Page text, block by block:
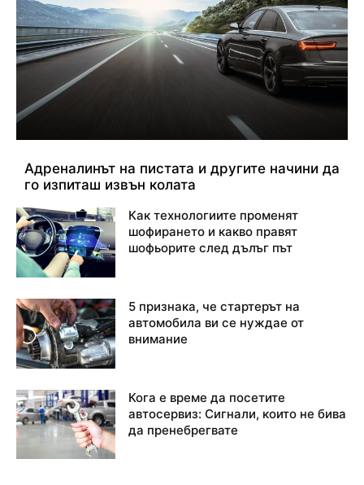
Адреналинът на пистата и другите начини да
го изпиташ извън колата
Как технологиите променят
шофирането и какво правят
шофьорите след дълъг път
5 признака, че стартерът на
автомобила ви се нуждае от
внимание
Кога е време да посетите
автосервиз: Сигнали, които не бива
да пренебрегвате